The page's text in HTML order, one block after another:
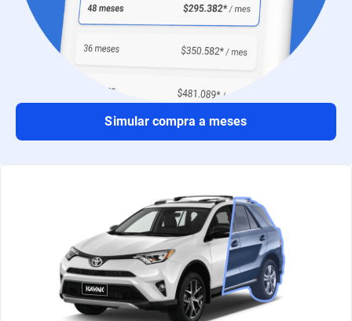
Simular compra a meses